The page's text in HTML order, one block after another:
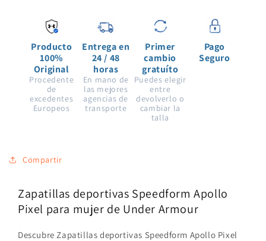
Armour
Producto
100%
Original
Procedente
de
excedentes
Europeos
Entrega en
24 / 48
horas
En mano de
las mejores
agencias de
transporte
Primer
cambio
gratuíto
Puedes elegir
entre
devolverlo o
cambiar la
talla
Pago
Seguro
Compartir
Zapatillas deportivas Speedform Apollo
Pixel para mujer de Under Armour
Descubre Zapatillas deportivas Speedform Apollo Pixel